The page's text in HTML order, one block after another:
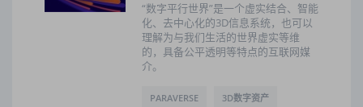
“数字平行世界”是一个虚实结合、智能
化、去中心化的3D信息系统，也可以
理解为与我们生活的世界虚实等维
的，具备公平透明等特点的互联网媒
介。
PARAVERSE 3D数字资产